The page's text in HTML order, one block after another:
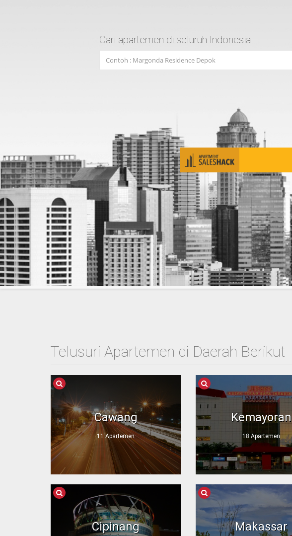
Cari apartemen di seluruh Indonesia
Telusuri Apartemen di Daerah Berikut
Cawang
11 Apartemen
Kemayoran
18 Apartemen
Cipinang Makassar